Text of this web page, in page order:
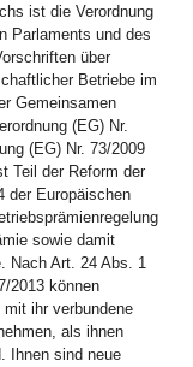
ist die Verordnung
Parlaments und des
über
Betriebe im
Gemeinsamen
(EG) Nr.
(EG) Nr. 73/2009
Teil der Reform der
der Europäischen
sowie damit
Nach Art. 24 Abs. 1
2013 können
ihr verbundene
als ihnen
Ihnen sind neue